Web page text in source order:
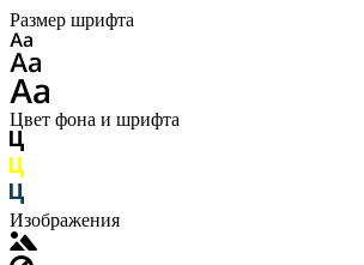
Размер шрифта
Цвет фона и шрифта
Изображения